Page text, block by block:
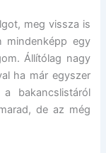
meg vissza is
mindenképp egy
Állítólag nagy
ha már egyszer
bakancslistáról
de az még